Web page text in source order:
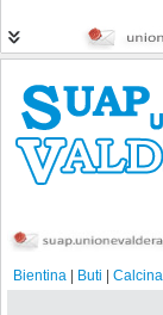
Bientina Buti